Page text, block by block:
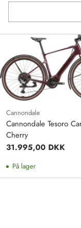
Cannondale
Cannondale Tesoro
Cherry
31.995,00 DKK
På lager